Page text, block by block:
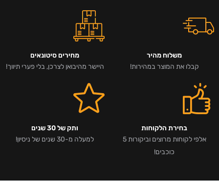
משלוח מהיר
קבלו את המוצר במהירות!
מחירים סיטונאים
היישר מהיבואן לצרכן, בלי פערי תיווך!
בחירת הלקוחות
אלפי לקוחות מרוצים וביקורות 5
כוכבים!
ותק של 30 שנים
למעלה מ-30 שנים של ניסיון!